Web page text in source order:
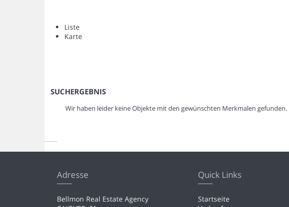
Liste
Karte
SUCHERGEBNIS
Wir haben leider keine Objekte mit den gewünschten Merkmalen gefunden.
Adresse
Bellmon Real Estate Agency
Quick Links
Startseite